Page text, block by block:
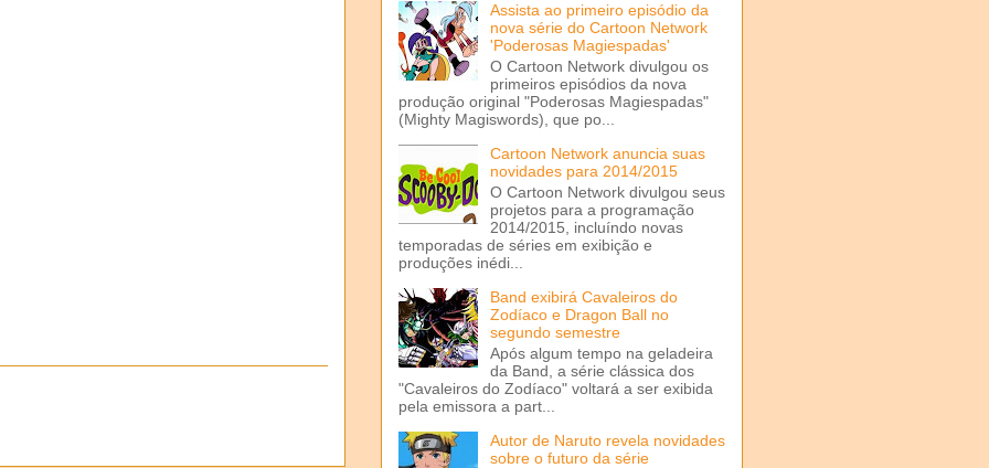
Assista ao primeiro episódio da
nova série do Cartoon Network
'Poderosas Magiespadas'
O Cartoon Network divulgou os
primeiros episódios da nova
produção original "Poderosas Magiespadas"
(Mighty Magiswords), que po...
Cartoon Network anuncia suas
novidades para 2014/2015
O Cartoon Network divulgou seus
projetos para a programação
2014/2015, incluíndo novas
temporadas de séries em exibição e
produções inédi...
Band exibirá Cavaleiros do
Zodíaco e Dragon Ball no
segundo semestre
Após algum tempo na geladeira
da Band, a série clássica dos
"Cavaleiros do Zodíaco" voltará a ser exibida
pela emissora a part...
Autor de Naruto revela novidades
sobre o futuro da série